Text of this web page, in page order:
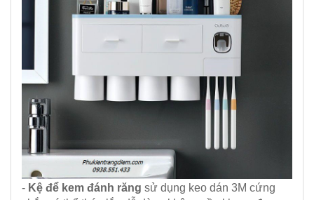
- Kệ để kem đánh răng sử dụng keo dán 3M cứng